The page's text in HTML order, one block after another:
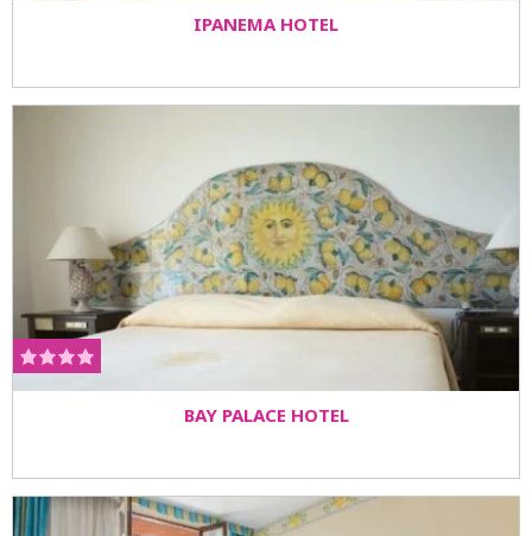
IPANEMA HOTEL
BAY PALACE HOTEL